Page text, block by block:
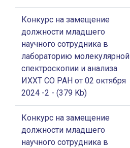
Конкурс на замещение
должности младшего
научного сотрудника в
лабораторию молекулярной
спектроскопии и анализа
ИХХТ СО РАН от 02 октября
2024 -2 - (379 Kb)
Конкурс на замещение
должности младшего
научного сотрудника в